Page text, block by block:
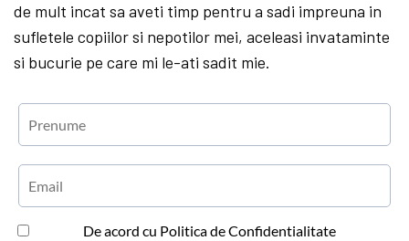
de mult incat sa aveti timp pentru a sadi impreuna in
sufletele copiilor si nepotilor mei, aceleasi invataminte
si bucurie pe care mi le-ati sadit mie.